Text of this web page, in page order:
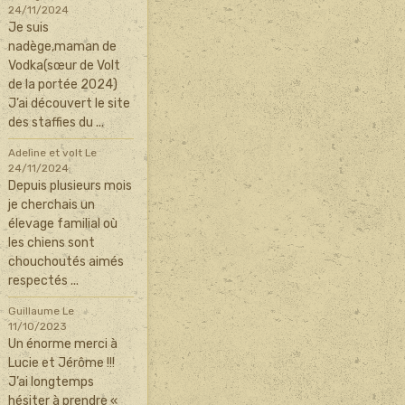
24/11/2024
Je suis
nadège,maman de
Vodka(sœur de Volt
de la portée 2024)
J’ai découvert le site
des staffies du ...
Adeline et volt Le
24/11/2024
Depuis plusieurs mois
je cherchais un
élevage familial où
les chiens sont
chouchoutés aimés
respectés ...
Guillaume Le
11/10/2023
Un énorme merci à
Lucie et Jérôme !!!
J’ai longtemps
hésiter à prendre «